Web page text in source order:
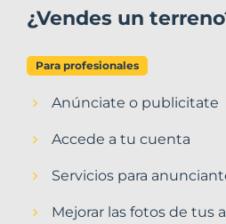
¿Vendes un
Para profesionales
Anúnciate o publicitate
Accede a tu cuenta
Servicios para
Mejorar las fotos de tus